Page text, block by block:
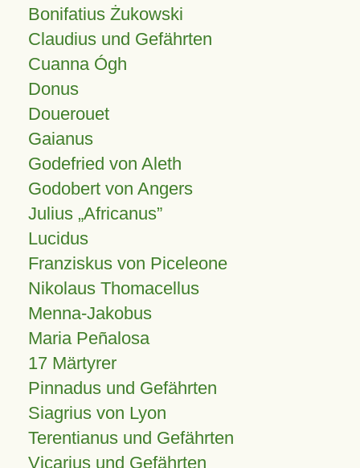
Bonifatius Żukowski
Claudius und Gefährten
Cuanna Ógh
Donus
Douerouet
Gaianus
Godefried von Aleth
Godobert von Angers
Julius Africanus
Lucidus
Franziskus von Piceleone
Nikolaus Thomacellus
Menna-Jakobus
Maria Peñalosa
17 Märtyrer
Pinnadus und Gefährten
Siagrius von Lyon
Terentianus und Gefährten
Vicarius und Gefährten